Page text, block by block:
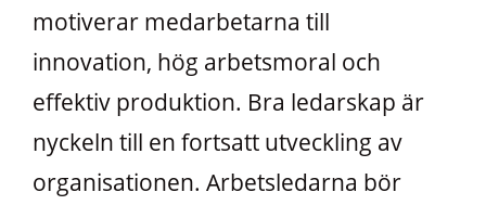
motiverar medarbetarna till
innovation, hög arbetsmoral och
effektiv produktion. Bra ledarskap är
nyckeln till en fortsatt utveckling av
organisationen. Arbetsledarna bör